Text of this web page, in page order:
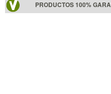
PRODUCTOS 100%